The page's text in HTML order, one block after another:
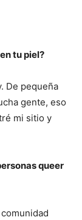
tu piel?
De pequeña
gente, eso
mi sitio y
queer